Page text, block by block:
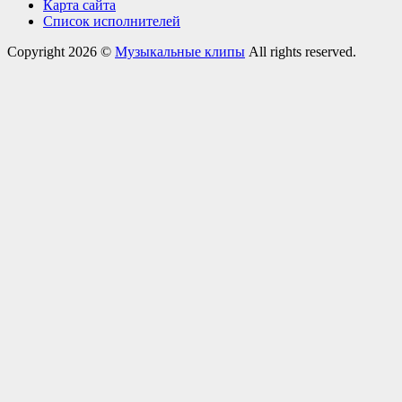
Карта сайта
Список исполнителей
Copyright 2026 © Музыкальные клипы All rights reserved.